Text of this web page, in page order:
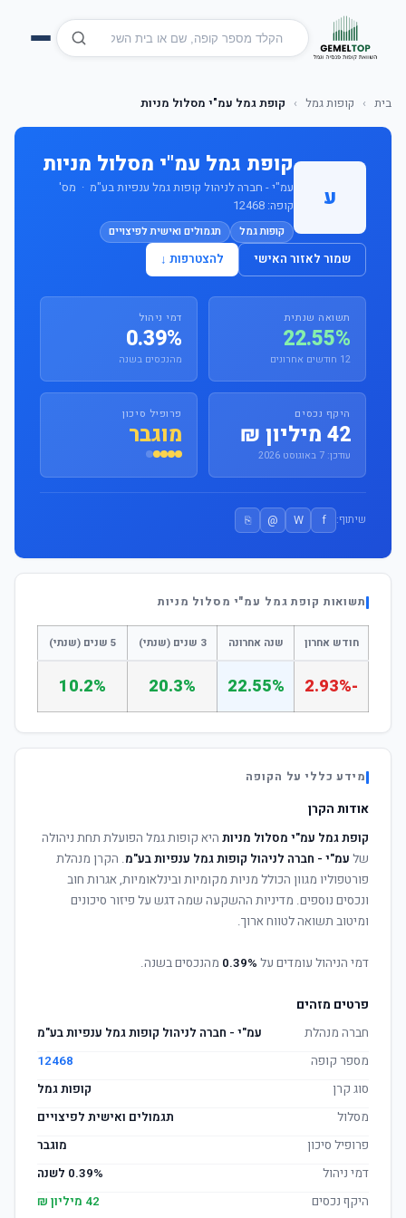
בית › קופות גמל › קופת גמל עמ"י מסלול מניות
ע
קופת גמל עמ"י מסלול מניות
עמ"י - חברה לניהול קופות גמל ענפיות בע"מ · מס'
קופה: 12468
קופות גמל תגמולים ואישית לפיצויים
שמור לאזור האישי להצטרפות ↓
תשואה שנתית
22.55%
12 חודשים אחרונים
דמי ניהול
0.39%
מהנכסים בשנה
היקף נכסים
42 מיליון ₪
עודכן: 7 באוגוסט 2026
פרופיל סיכון
מוגבר
שיתוף: f
W
@
⎘
תשואות קופת גמל עמ"י מסלול מניות
חודש אחרון שנה אחרונה 3 שנים (שנתי) 5 שנים (שנתי)
-2.93%
22.55%
20.3%
10.2%
מידע כללי על הקופה
אודות הקרן
קופת גמל עמ"י מסלול מניות היא קופות גמל הפועלת תחת ניהולה
של עמ"י - חברה לניהול קופות גמל ענפיות בע"מ. הקרן מנהלת
פורטפוליו מגוון הכולל מניות מקומיות ובינלאומיות, אגרות חוב
ונכסים נוספים. מדיניות ההשקעה שמה דגש על פיזור סיכונים
ומיטוב תשואה לטווח ארוך.
דמי הניהול עומדים על 0.39% מהנכסים בשנה.
פרטים מזהים
חברה מנהלת
עמ"י - חברה לניהול קופות גמל ענפיות בע"מ
מספר קופה
12468
סוג קרן
קופות גמל
מסלול
תגמולים ואישית לפיצויים
פרופיל סיכון
מוגבר
דמי ניהול
0.39% לשנה
היקף נכסים
42 מיליון ₪